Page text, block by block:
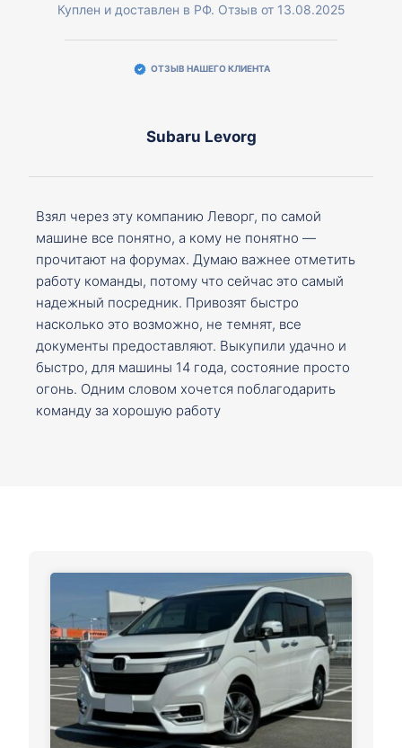
Куплен и доставлен в РФ. Отзыв от 13.08.2025
ОТЗЫВ НАШЕГО КЛИЕНТА
Subaru Levorg
Взял через эту компанию Леворг, по самой
машине все понятно, а кому не понятно —
прочитают на форумах. Думаю важнее отметить
работу команды, потому что сейчас это самый
надежный посредник. Привозят быстро
насколько это возможно, не темнят, все
документы предоставляют. Выкупили удачно и
быстро, для машины 14 года, состояние просто
огонь. Одним словом хочется поблагодарить
команду за хорошую работу